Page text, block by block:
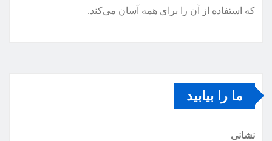
که استفاده از آن را برای همه آسان می‌کند.
ما را بیابید
نشانی